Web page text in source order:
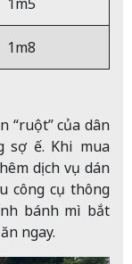
1m8
“ruột” của dân
sợ ế. Khi mua
dịch vụ dán
công cụ thông
bánh mì bắt
ngay.